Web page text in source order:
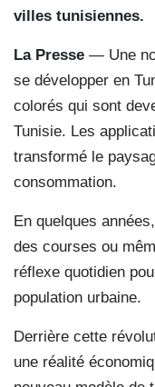
villes tunisiennes.
La Presse — Une
se développer en
colorés qui sont
Tunisie. Les
transformé le
consommation.
En quelques
des courses ou
réflexe quotidien
population urbaine.
Derrière cette
une réalité